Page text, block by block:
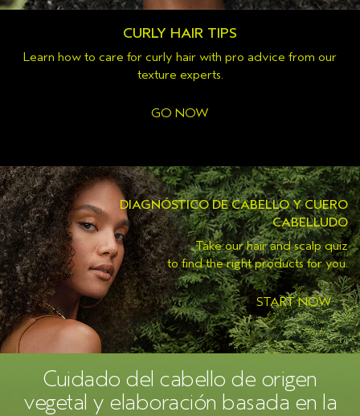
CURLY HAIR TIPS
Learn how to care for curly hair with pro advice from our
texture experts.
GO NOW
DIAGNÓSTICO DE CABELLO Y CUERO
CABELLUDO
Take our hair and scalp quiz
to find the right products for you.
START NOW
Cuidado del cabello de origen
vegetal y elaboración basada en la